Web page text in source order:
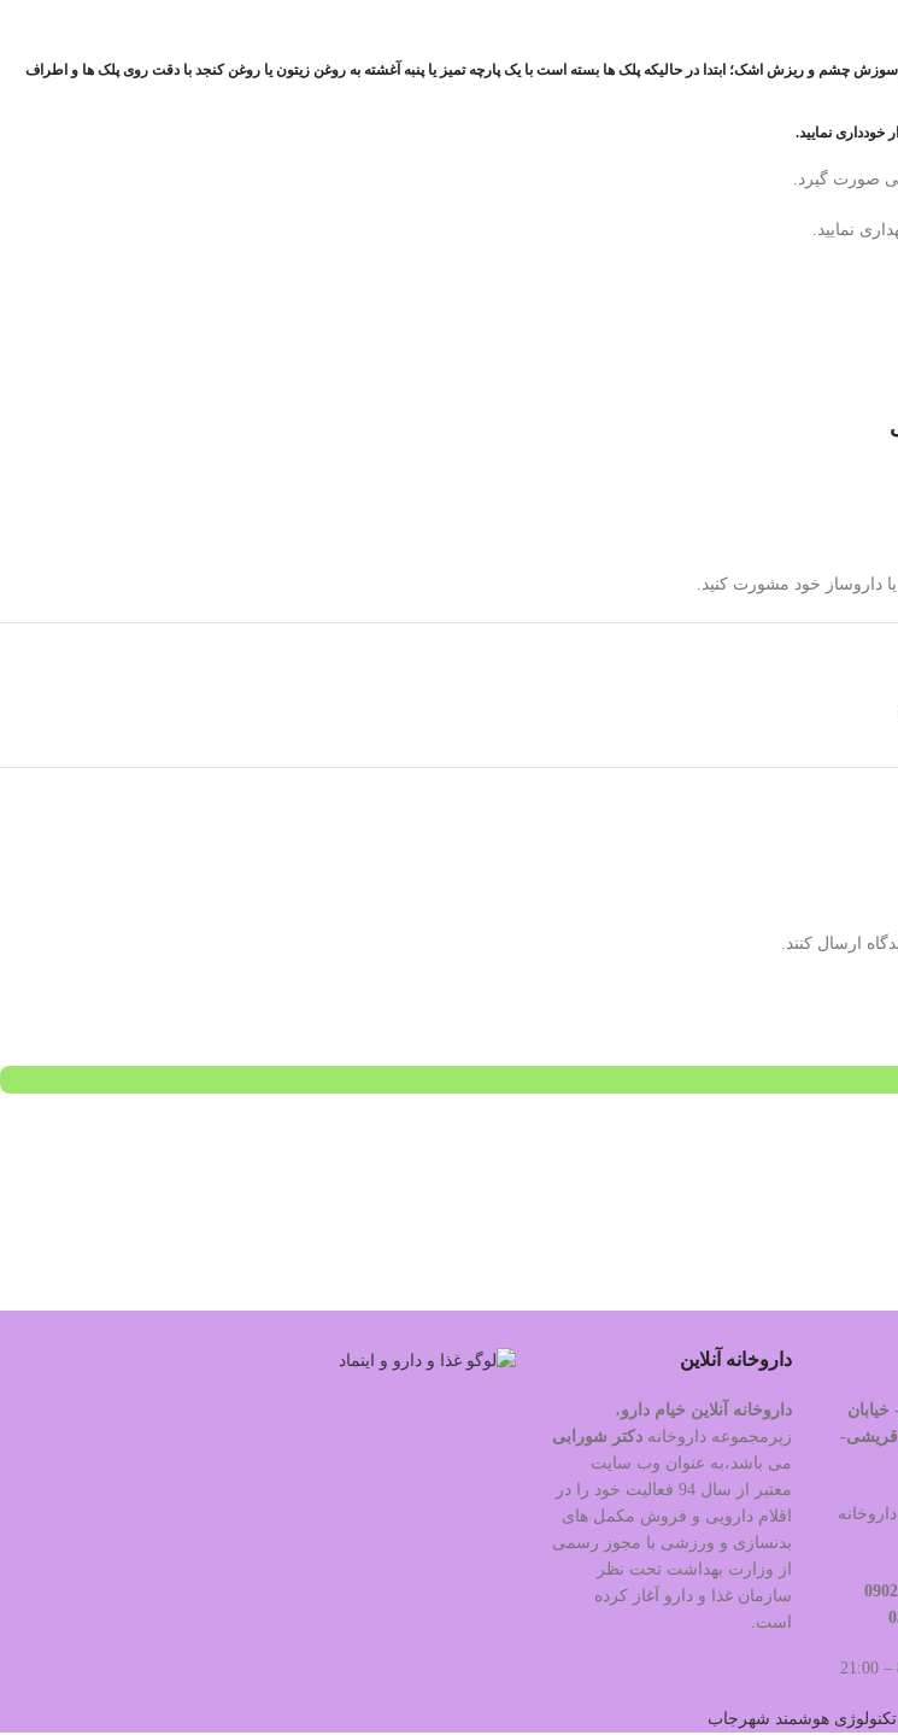
و ریزش اشک؛ ابتدا در حالیکه پلک ها بسته است با یک پارچه تمیز یا پنبه آغشته به روغن زیتون یا روغن کنجد با دقت روی پلک ها و اطراف
نمایید.
خود مشورت کنید.
ارسال کنند.
قریشی-
داروخانه آنلاین
داروخانه آنلاین خیام دارو،
زیرمجموعه داروخانه دکتر شورابی
می باشد،به عنوان وب سایت
معتبر از سال 94 فعالیت خود را در
اقلام دارویی و فروش مکمل های
بدنسازی و ورزشی با مجوز رسمی
از وزارت بهداشت تحت نظر
سازمان غذا و دارو آغاز کرده
است.
هوشمند شهرجاب